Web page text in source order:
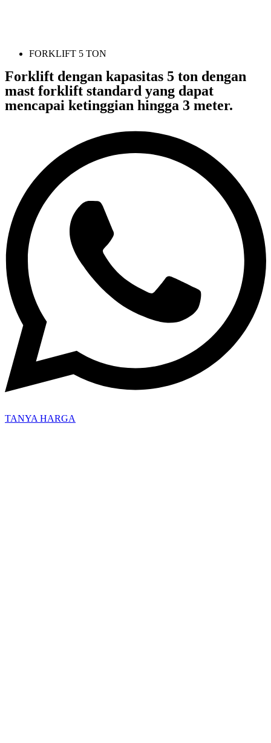
FORKLIFT 5 TON
Forklift dengan kapasitas 5 ton dengan
mast forklift standard yang dapat
mencapai ketinggian hingga 3 meter.
TANYA HARGA